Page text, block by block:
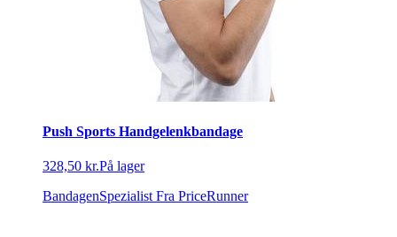
Push Sports Handgelenkbandage
328,50 kr.På lager
BandagenSpezialist Fra PriceRunner